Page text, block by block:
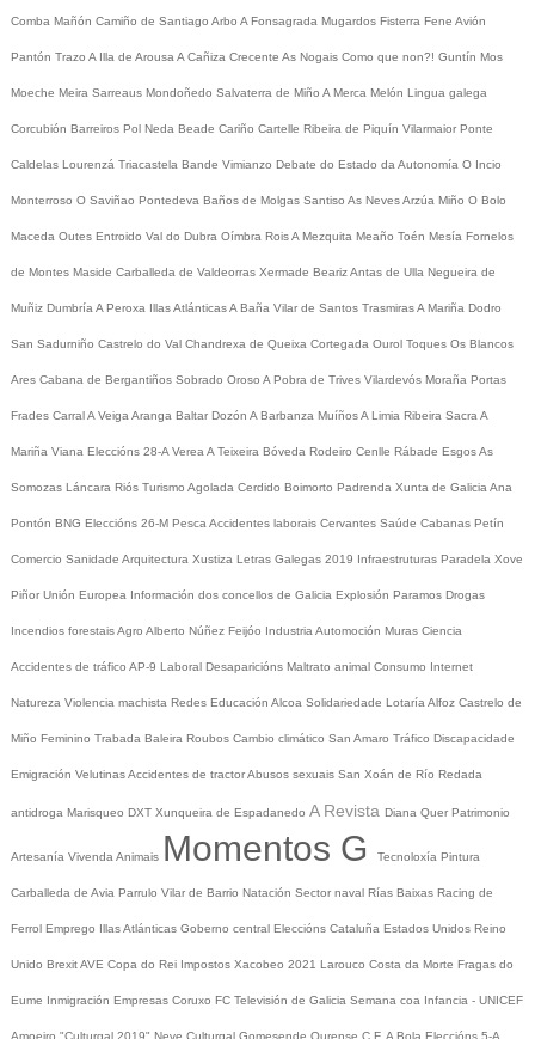
Comba Mañón Camiño de Santiago Arbo A Fonsagrada Mugardos Fisterra Fene Avión
Pantón Trazo A Illa de Arousa A Cañiza Crecente As Nogais Como que non?! Guntín Mos
Moeche Meira Sarreaus Mondoñedo Salvaterra de Miño A Merca Melón Lingua galega
Corcubión Barreiros Pol Neda Beade Cariño Cartelle Ribeira de Piquín Vilarmaior Ponte
Caldelas Lourenzá Triacastela Bande Vimianzo Debate do Estado da Autonomía O Incio
Monterroso O Saviñao Pontedeva Baños de Molgas Santiso As NevesArzúa Miño O Bolo
Maceda Outes Entroido Val do Dubra Oímbra RoisA Mezquita Meaño Toén Mesía Fornelos
de Montes Maside Carballeda de Valdeorras Xermade BearizAntas de Ulla Negueira de
Muñiz Dumbría A Peroxa Illas AtlánticasA Baña Vilar de Santos TrasmirasA Mariña Dodro
San Sadurniño Castrelo do Val Chandrexa de Queixa Cortegada Ourol Toques Os Blancos
Ares Cabana de Bergantiños Sobrado Oroso A Pobra de Trives Vilardevós Moraña Portas
Frades CarralA Veiga Aranga Baltar Dozón A Barbanza MuíñosA Limia Ribeira Sacra A
Mariña Viana Eleccións 28-A Verea A Teixeira Bóveda Rodeiro Cenlle Rábade EsgosAs
Somozas Láncara Riós Turismo Agolada Cerdido Boimorto Padrenda Xunta de Galicia Ana
Pontón BNG Eleccións 26-M Pesca Accidentes laborais Cervantes Saúde Cabanas Petín
Comercio Sanidade Arquitectura Xustiza Letras Galegas 2019 Infraestruturas Paradela Xove
Piñor Unión Europea Información dos concellos de Galicia Explosión Paramos Drogas
Incendios forestaisAgro Alberto Núñez Feijóo Industria Automoción Muras Ciencia
Accidentes de tráfico AP-9 Laboral Desaparicións Maltrato animal Consumo Internet
Natureza Violencia machista Redes Educación Alcoa Solidariedade Lotaría Alfoz Castrelo de
Miño Feminino Trabada Baleira Roubos Cambio climático San Amaro Tráfico Discapacidade
Emigración VelutinasAccidentes de tractorAbusos sexuais San Xoán de Río Redada
antidroga Marisqueo DXT Xunqueira de Espadanedo A Revista Diana Quer Patrimonio
Artesanía Vivenda Animais Momentos G Tecnoloxía Pintura
Carballeda de Avia Parrulo Vilar de Barrio Natación Sector naval Rías Baixas Racing de
Ferrol Emprego Illas Atlánticas Goberno central Eleccións Cataluña Estados Unidos Reino
Unido BrexitAVE Copa do Rei Impostos Xacobeo 2021 Larouco Costa da Morte Fragas do
Eume Inmigración Empresas Coruxo FC Televisión de Galicia Semana coa Infancia - UNICEF
Amoeiro "Culturgal 2019" Neve Culturgal Gomesende Ourense C.F. A Bola Eleccións 5-A